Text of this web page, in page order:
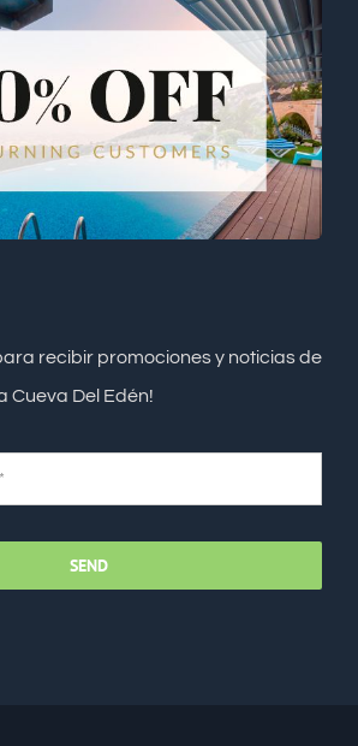
recibir promociones y noticias de
Cueva Del Edén!
SEND